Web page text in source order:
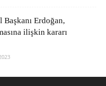
Başkanı Erdoğan,
ilişkin kararı